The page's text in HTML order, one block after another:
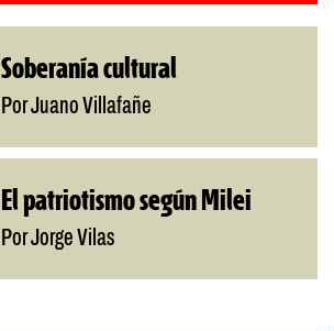
Soberanía cultural
Por Juano Villafañe
El patriotismo según Milei
Por Jorge Vilas